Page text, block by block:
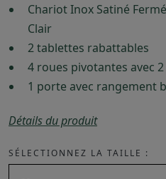
Chariot Inox Satiné
Clair
2 tablettes rabattables
4 roues pivotantes avec
1 porte avec rangement
Détails du produit
SÉLECTIONNEZ LA TAILLE :